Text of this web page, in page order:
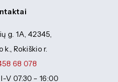
g. 1A, 42345,
k., Rokiškio r.
68 078
V 07:30 – 16:00